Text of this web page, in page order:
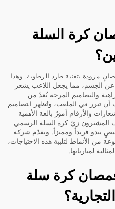
كرة السلة
مزودة بتقنية طرد الرطوبة. وهذا
الجسم، مما يجعل اللاعب يشعر
والتصاميم المرحة تُعدّ من
أن تبرز في الملعب، وتُظهر التصاميم
والأرقام أمورٌ بالغة الأهمية
المشترون زيّ كرة السلة الرسمي
يبدو فريداً ومميزاً. وتقدّم شركة
من الأنماط لتلبية هذه الاحتياجات،
لمبارياتها.
كرة سلة